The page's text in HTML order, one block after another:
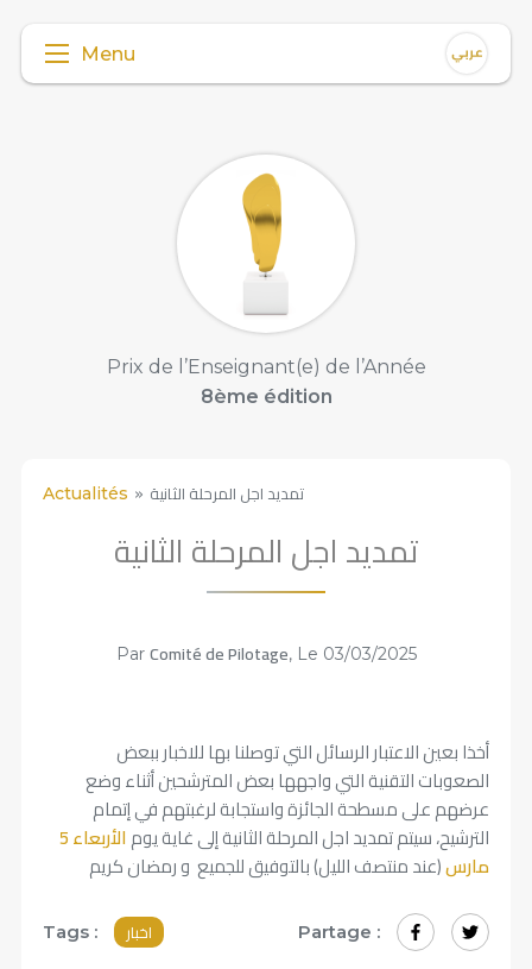
Prix de l’Enseignant(e) de l’Année
8ème édition
Menu
Actualités تمديد اجل المرحلة الثانية
تمديد اجل المرحلة الثانية
Par Comité de Pilotage, Le 03/03/2025
أخذا بعين الاعتبار الرسائل التي توصلنا بها للاخبار ببعض
الصعوبات التقنية التي واجهها بعض المترشحين أثناء وضع
عرضهم على مسطحة الجائزة واستجابة لرغبتهم في إتمام
الترشيح، سيتم تمديد اجل المرحلة الثانية إلى غاية يوم
الأربعاء 5
مارس(عند منتصف الليل) بالتوفيق للجميع و رمضان كريم
Tags : اخبار Partage :